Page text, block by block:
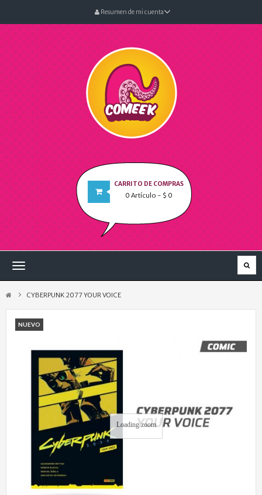
Resumen de mi cuenta
CARRITO DE COMPRAS
0 Artículo - $ 0
Navegación
CYBERPUNK 2077 YOUR VOICE
NUEVO
Loading zoom